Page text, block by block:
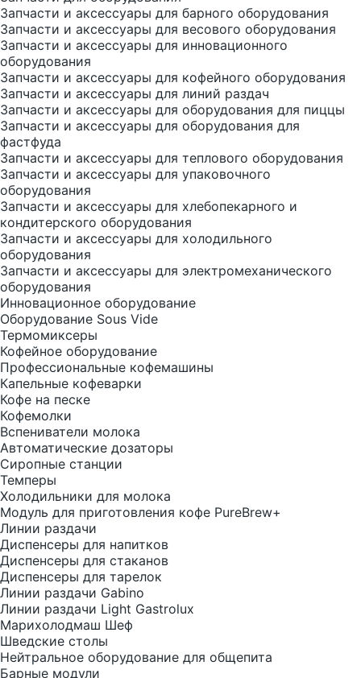
Запчасти и аксессуары для барного оборудования
Запчасти и аксессуары для весового оборудования
Запчасти и аксессуары для инновационного
оборудования
Запчасти и аксессуары для кофейного оборудования
Запчасти и аксессуары для линий раздач
Запчасти и аксессуары для оборудования для пиццы
Запчасти и аксессуары для оборудования для
фастфуда
Запчасти и аксессуары для теплового оборудования
Запчасти и аксессуары для упаковочного
оборудования
Запчасти и аксессуары для хлебопекарного и
кондитерского оборудования
Запчасти и аксессуары для холодильного
оборудования
Запчасти и аксессуары для электромеханического
оборудования
Инновационное оборудование
Оборудование Sous Vide
Термомиксеры
Кофейное оборудование
Профессиональные кофемашины
Капельные кофеварки
Кофе на песке
Кофемолки
Вспениватели молока
Автоматические дозаторы
Сиропные станции
Темперы
Холодильники для молока
Модуль для приготовления кофе PureBrew+
Линии раздачи
Диспенсеры для напитков
Диспенсеры для стаканов
Диспенсеры для тарелок
Линии раздачи Gabino
Линии раздачи Light Gastrolux
Марихолодмаш Шеф
Шведские столы
Нейтральное оборудование для общепита
Барные модули